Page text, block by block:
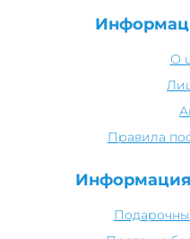
О
Правила